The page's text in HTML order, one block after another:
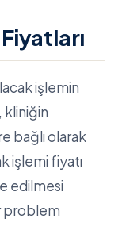
işlemin
kliniğin
bağlı olarak
işlemi fiyatı
edilmesi
problem